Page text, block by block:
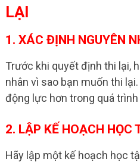
LẠI
1. XÁC ĐỊNH NGUYÊN
Trước khi quyết định thi lại,
nhân vì sao bạn muốn thi
động lực hơn trong quá trình
2. LẬP KẾ HOẠCH HỌC
Hãy lập một kế hoạch học